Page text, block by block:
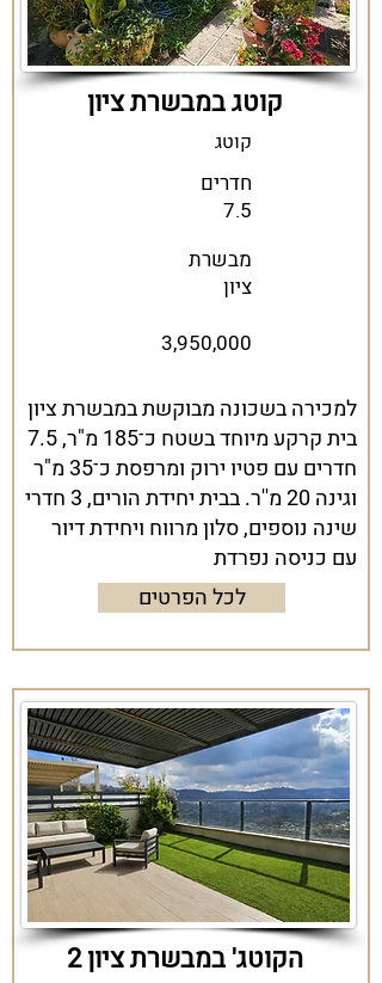
קוטג במבשרת ציון
קוטג
חדרים
7.5
מבשרת
ציון
3,950,000
למכירה בשכונה מבוקשת במבשרת ציון
בית קרקע מיוחד בשטח כ־185 מ"ר, 7.5
חדרים עם פטיו ירוק ומרפסת כ־35 מ"ר
וגינה 20 מ''ר. בבית יחידת הורים, 3 חדרי
שינה נוספים, סלון מרווח ויחידת דיור
עם כניסה נפרדת
לכל הפרטים
הקוטג' במבשרת ציון 2